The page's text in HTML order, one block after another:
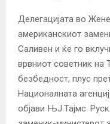
Делегацијата во
американскиот
Саливен и ќе го
врвниот советник на
безбедност, плус
Националната
објави ЊЈ.Тајмс.